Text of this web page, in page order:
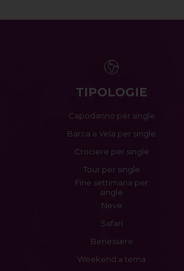
TIPOLOGIE
Capodanno per single
Barca a Vela per single
Crociere per single
Tour per single
Fine settimana per
single
Neve
Safari
Benessere
Weekend a tema